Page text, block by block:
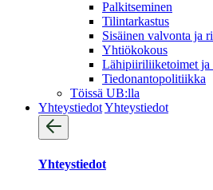
Palkitseminen
Tilintarkastus
Sisäinen valvonta ja
Yhtiökokous
Lähipiiriliiketoimet ja
Tiedonantopolitiikka
Töissä UB:lla
YhteystiedotYhteystiedot
Yhteystiedot